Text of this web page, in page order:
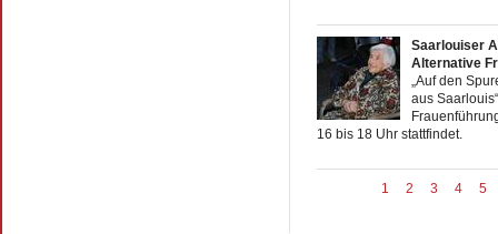
Saarlouiser
Alternative
„Auf den
aus
16 bis 18 Uhr stattfindet.
1 2 3 4 5